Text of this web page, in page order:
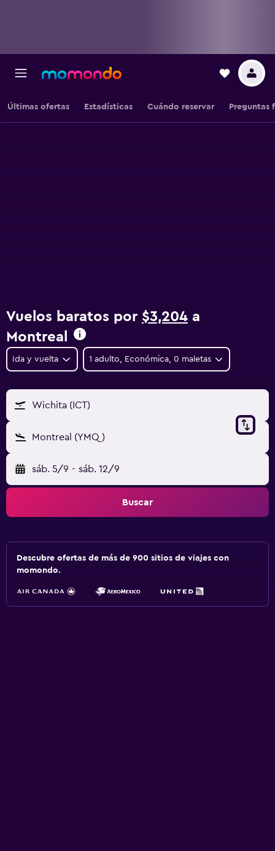
Últimas ofertas Estadísticas Cuándo reservar Preguntas
Vuelos baratos por $3,204 a
Montreal
Ida y vuelta 1 adulto, Económica, 0 maletas
Wichita (ICT)
Montreal (YMQ)
sáb. 5/9 - sáb. 12/9
Buscar
Descubre ofertas de más de 900 sitios de viajes con
momondo.